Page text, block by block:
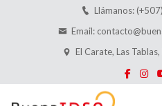
Llámanos:
Email:
El Carate, Las